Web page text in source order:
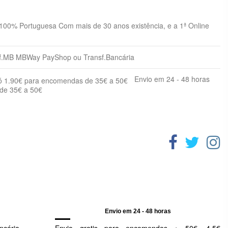
15
-
21,5
6,3
27,2
Portuguesa Com mais de 30 anos existência, e a 1ª Online
MBWay PayShop ou Transf.Bancária
Envio em 24 - 48 horas
35€ a 50€
Envio em 24 - 48 horas